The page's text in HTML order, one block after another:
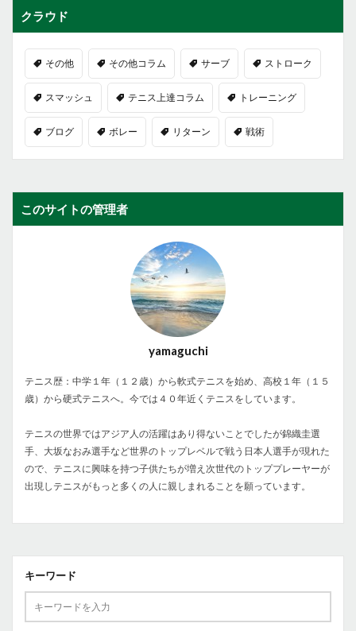
クラウド
その他 その他コラム サーブ ストローク
スマッシュ テニス上達コラム トレーニング
ブログ ボレー リターン 戦術
このサイトの管理者
yamaguchi
テニス歴：中学１年（１２歳）から軟式テニスを始め、高校１年（１５
歳）から硬式テニスへ。今では４０年近くテニスをしています。
テニスの世界ではアジア人の活躍はあり得ないことでしたが錦織圭選
手、大坂なおみ選手など世界のトップレベルで戦う日本人選手が現れた
ので、テニスに興味を持つ子供たちが増え次世代のトッププレーヤーが
出現しテニスがもっと多くの人に親しまれることを願っています。
キーワード